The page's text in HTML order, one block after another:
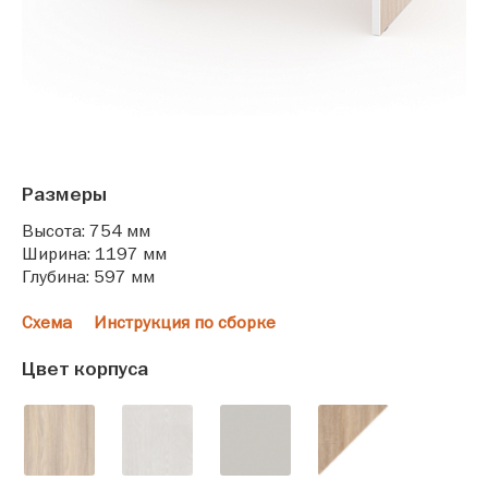
Размеры
Высота: 754 мм
Ширина: 1197 мм
Глубина: 597 мм
Схема Инструкция по сборке
Цвет корпуса